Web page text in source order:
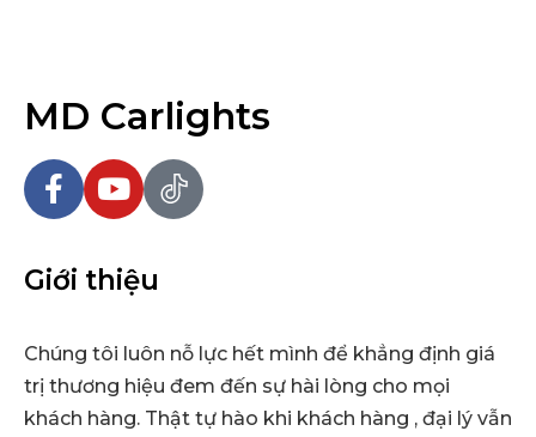
MD Carlights
Giới thiệu
Chúng tôi luôn nỗ lực hết mình để khẳng định giá
trị thương hiệu đem đến sự hài lòng cho mọi
khách hàng. Thật tự hào khi khách hàng , đại lý vẫn